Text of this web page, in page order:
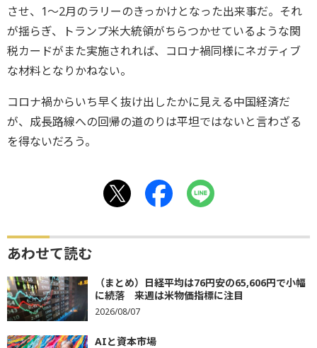
させ、1～2月のラリーのきっかけとなった出来事だ。それ
が揺らぎ、トランプ米大統領がちらつかせているような関
税カードがまた実施されれば、コロナ禍同様にネガティブ
な材料となりかねない。
コロナ禍からいち早く抜け出したかに見える中国経済だ
が、成長路線への回帰の道のりは平坦ではないと言わざる
を得ないだろう。
あわせて読む
（まとめ）日経平均は76円安の65,606円で小幅
に続落 来週は米物価指標に注目
2026/08/07
AIと資本市場